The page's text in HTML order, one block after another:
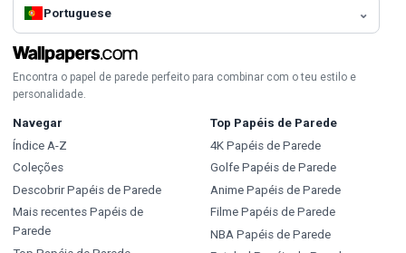
Portuguese
Encontra o papel de parede perfeito para combinar com o teu estilo e
personalidade.
Navegar
Índice A-Z
Coleções
Descobrir Papéis de Parede
Mais recentes Papéis de
Parede
Top Papéis de Parede
4K Papéis de Parede
Golfe Papéis de Parede
Anime Papéis de Parede
Filme Papéis de Parede
NBA Papéis de Parede